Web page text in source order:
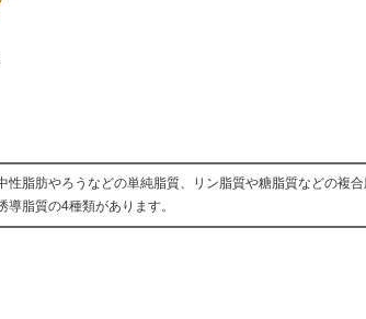
性脂肪やろうなどの単純脂質、リン脂質や糖脂質などの複
導脂質の4種類があります。